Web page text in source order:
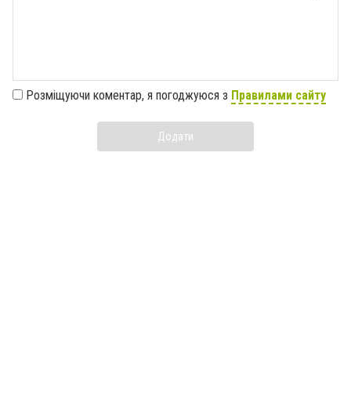
Розміщуючи коментар, я погоджуюся з Правилами сайту
Додати